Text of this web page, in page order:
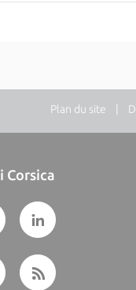
Plan du site |
Corsica